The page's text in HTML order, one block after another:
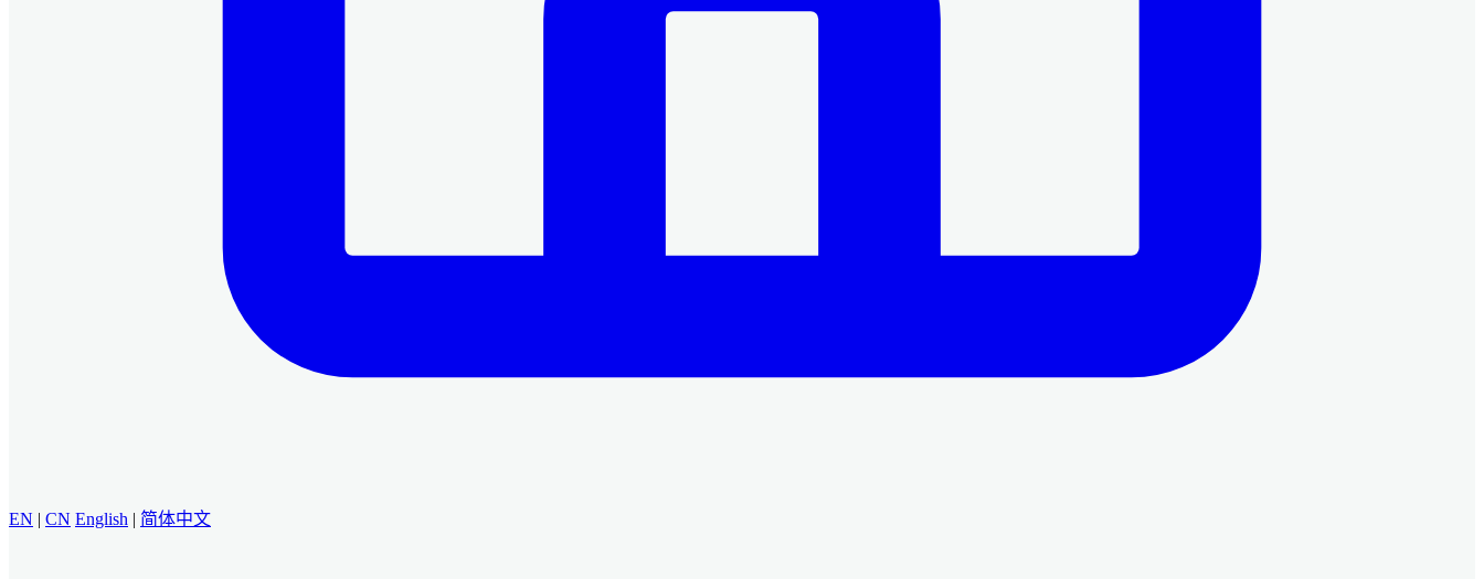
EN | CN English | 简体中文